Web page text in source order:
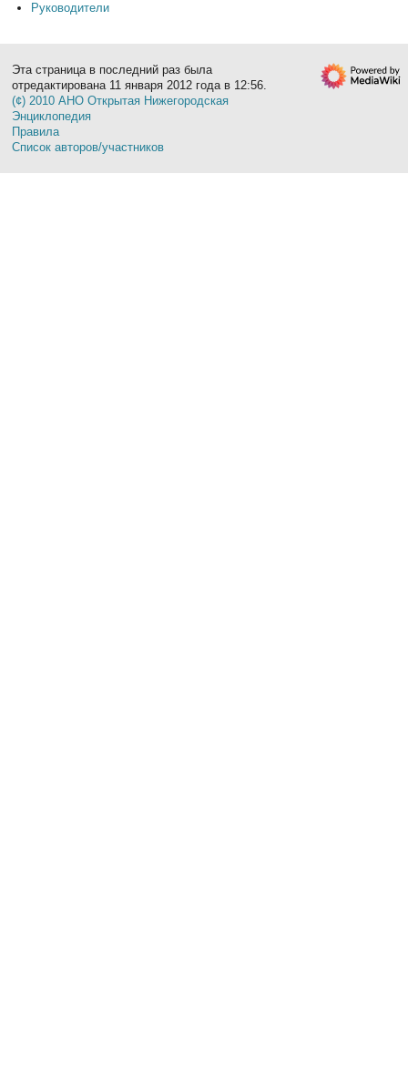
Руководители
Эта страница в последний раз была
отредактирована 11 января 2012 года в 12:56.
(¢) 2010 АНО Открытая Нижегородская
Энциклопедия
Правила
Список авторов/участников